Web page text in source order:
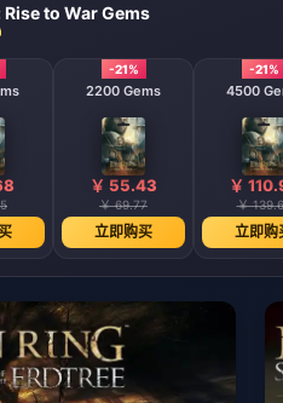
to War Gems
-21%
2200 Gems
￥ 55.43
￥ 69.77
立即购买
-21%
4500
￥
￥
立即购